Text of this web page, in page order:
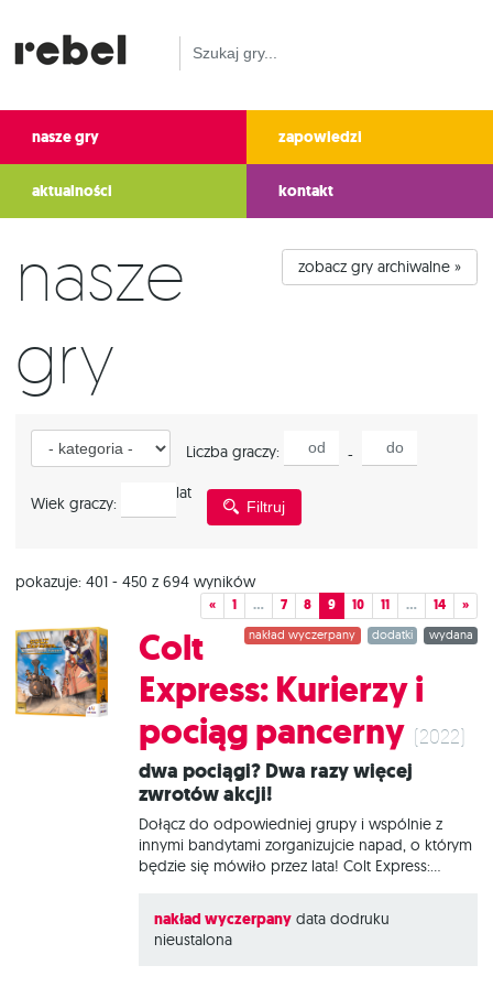
nasze gry zapowiedzi
aktualności kontakt
zobacz gry archiwalne »
Nasze
gry
Kategoria
Liczba graczy:
-
Wiek graczy:
lat
Filtruj
pokazuje: 401 - 450 z 694 wyników
« 1 … 7 8 9 10 11 … 14 »
wydana
dodatki
nakład wyczerpany
Colt
Express: Kurierzy i
pociąg pancerny (2022)
Dwa pociągi? Dwa razy więcej
zwrotów akcji!
Dołącz do odpowiedniej grupy i wspólnie z
innymi bandytami zorganizujcie napad, o którym
będzie się mówiło przez lata! Colt Express:
zdrajcy lub bez niego) – dzięki niemu do
wspólnej, szalonej zabawy może zasiąść aż 8
nakład wyczerpany data dodruku
nieustalona